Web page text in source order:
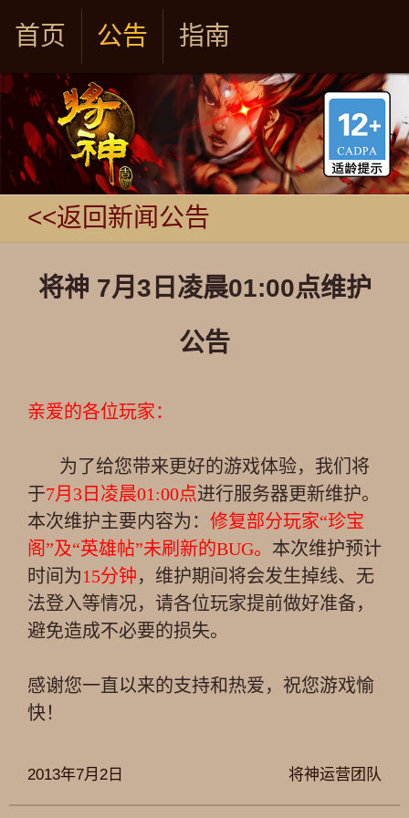
首页 公告 指南
<<返回新闻公告
将神 7月3日凌晨01:00点维护
公告
亲爱的各位玩家：
为了给您带来更好的游戏体验，我们将
于7月3日凌晨01:00点进行服务器更新维护。
本次维护主要内容为： 修复部分玩家“珍宝
阁”及“英雄帖”未刷新的BUG。 本次维护预计
时间为15分钟，维护期间将会发生掉线、无
法登入等情况，请各位玩家提前做好准备，
避免造成不必要的损失。
感谢您一直以来的支持和热爱，祝您游戏愉
快！
将神运营团队
2013年7月2日